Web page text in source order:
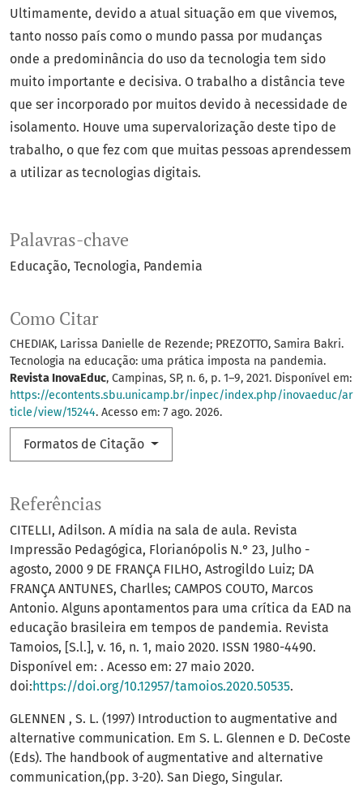
Palavras-chave
Educação Tecnologia Pandemia
Como Citar
CHEDIAK, Larissa Danielle de Rezende; PREZOTTO, Samira Bakri.
Tecnologia na educação: uma prática imposta na pandemia.
Revista InovaEduc, Campinas, SP, n. 6, p. 1–9, 2021. Disponível em:
https://econtents.sbu.unicamp.br/inpec/index.php/inovaeduc/ar
ticle/view/15244. Acesso em: 7 ago. 2026.
Formatos de Citação
Ultimamente, devido a atual situação em que vivemos,
tanto nosso país como o mundo passa por mudanças
onde a predominância do uso da tecnologia tem sido
muito importante e decisiva. O trabalho a distância teve
que ser incorporado por muitos devido à necessidade de
isolamento. Houve uma supervalorização deste tipo de
trabalho, o que fez com que muitas pessoas aprendessem
a utilizar as tecnologias digitais.
Referências
CITELLI, Adilson. A mídia na sala de aula. Revista
Impressão Pedagógica, Florianópolis N.° 23, Julho -
agosto, 2000 9 DE FRANÇA FILHO, Astrogildo Luiz; DA
FRANÇA ANTUNES, Charlles; CAMPOS COUTO, Marcos
Antonio. Alguns apontamentos para uma crítica da EAD na
educação brasileira em tempos de pandemia. Revista
Tamoios, [S.l.], v. 16, n. 1, maio 2020. ISSN 1980-4490.
Disponível em: . Acesso em: 27 maio 2020.
doi: https://doi.org/10.12957/tamoios.2020.50535.
GLENNEN , S. L. (1997) Introduction to augmentative and
alternative communication. Em S. L. Glennen e D. DeCoste
(Eds). The handbook of augmentative and alternative
communication,(pp. 3-20). San Diego, Singular.